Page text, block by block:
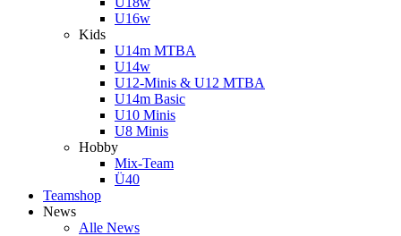
U16w
Kids
U14m MTBA
U14w
U12-Minis & U12 MTBA
U14m Basic
U10 Minis
U8 Minis
Hobby
Mix-Team
Ü40
Teamshop
News
Alle News